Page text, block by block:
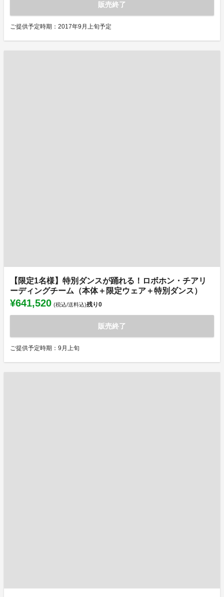
販売終了
ご提供予定時期：2017年9月上旬予定
【限定1名様】特別ダンスが踊れる！ロボホン・チアリ
ーディングチーム（本体＋限定ウェア＋特別ダンス）
¥641,520 (税込/送料込)残り0
販売終了
ご提供予定時期：9月上旬